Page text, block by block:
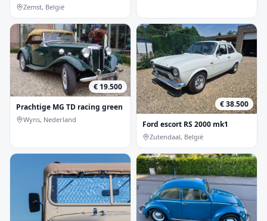
Zemst, België
€ 19.500
Prachtige MG TD racing green
Wyns, Nederland
€ 38.500
Ford escort RS 2000 mk1
Zutendaal, België